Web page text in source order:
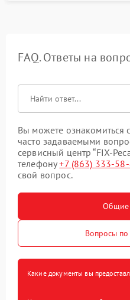
FAQ. Ответы на
Вы можете
часто задаваемыми
сервисный центр “FIX-
телефону+7 (863) 333-
свой вопрос.
Общие
Вопросы
Какие документы вы